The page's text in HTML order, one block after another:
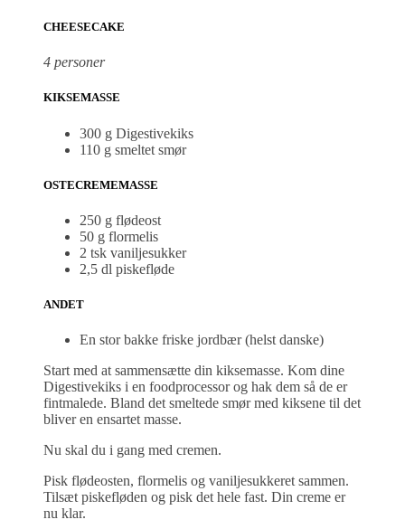
CHEESECAKE
4 personer
KIKSEMASSE
300 g Digestivekiks
110 g smeltet smør
OSTECREMEMASSE
250 g flødeost
50 g flormelis
2 tsk vaniljesukker
2,5 dl piskefløde
ANDET
En stor bakke friske jordbær (helst danske)
Start med at sammensætte din kiksemasse. Kom dine
Digestivekiks i en foodprocessor og hak dem så de er
fintmalede. Bland det smeltede smør med kiksene til det
bliver en ensartet masse.
Nu skal du i gang med cremen.
Pisk flødeosten, flormelis og vaniljesukkeret sammen.
Tilsæt piskefløden og pisk det hele fast. Din creme er
nu klar.